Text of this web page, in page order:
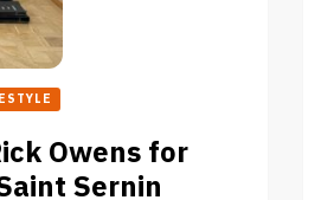
Owens for
Sernin